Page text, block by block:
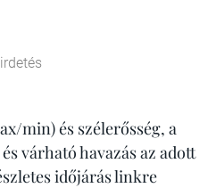
min) és szélerősség, a
várható havazás az adott
időjárás linkre